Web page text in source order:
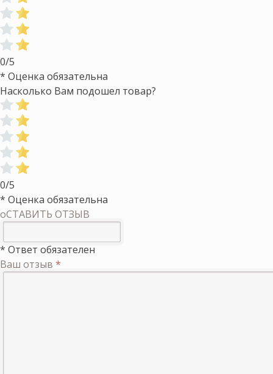
0/5
* Оценка обязательна
Насколько Вам подошел товар?
0/5
* Оценка обязательна
оСТАВИТЬ ОТЗЫВ
* Ответ обязателен
Ваш отзыв *